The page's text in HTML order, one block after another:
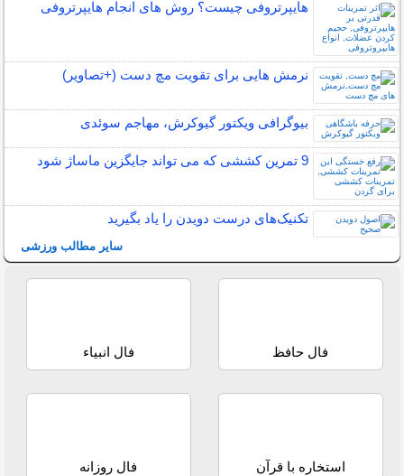
هایپرتروفی چیست؟ روش های انجام هایپرتروفی
نرمش هایی برای تقویت مچ دست (+تصاویر)
بیوگرافی ویکتور گیوکرش، مهاجم سوئدی
9 تمرین کششی که می تواند جایگزین ماساژ شود
تکنیک‌های درست دویدن را یاد بگیرید
سایر مطالب ورزشی
فال حافظ فال انبیاء
استخاره با قرآن فال روزانه